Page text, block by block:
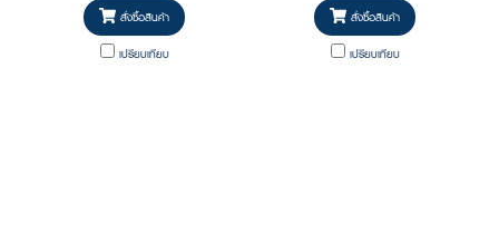
สั่งซื้อสินค้า
เปรียบเทียบ
รนด์
สั่งซื้อสินค้า
เปรียบเทียบ